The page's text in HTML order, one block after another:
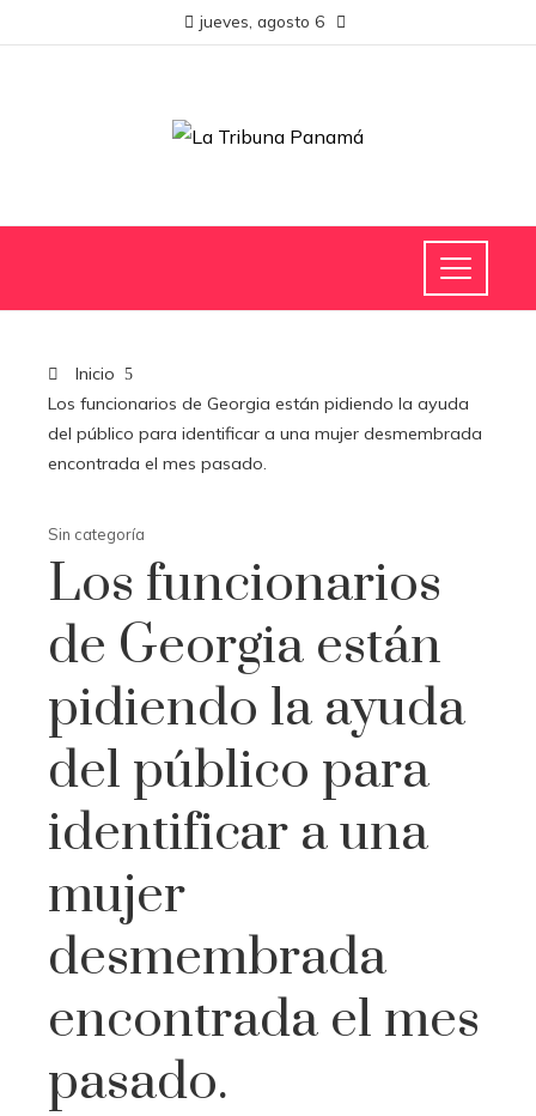
jueves, agosto 6
Inicio
Los funcionarios de Georgia están pidiendo la ayuda
del público para identificar a una mujer desmembrada
encontrada el mes pasado.
Sin categoría
Los funcionarios
de Georgia están
pidiendo la ayuda
del público para
identificar a una
mujer
desmembrada
encontrada el mes
pasado.